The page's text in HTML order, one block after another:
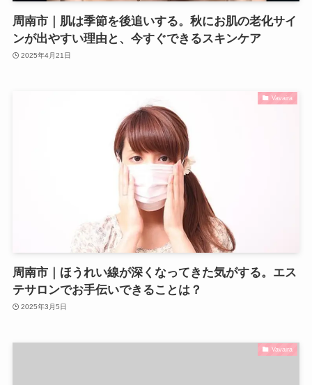
周南市｜肌は季節を後追いする。秋にお肌の老化サイ
ンが出やすい理由と、今すぐできるスキンケア
2025年4月21日
Vavaira
周南市｜ほうれい線が深くなってきた気がする。エス
テサロンでお手伝いできることは？
2025年3月5日
Vavaira